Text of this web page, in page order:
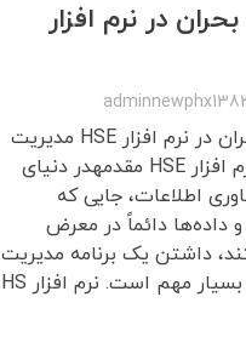
در نرم افزار
مدیریت بحران در نرم افزار HSE مدیریت
بحران در نرم افزار HSE مقدمهدر دنیای
اطلاعات، جایی که
داده‌ها دائماً در معرض
داشتن یک برنامه مدیریت
بحران قوی بسیار مهم است. نرم افزار HS